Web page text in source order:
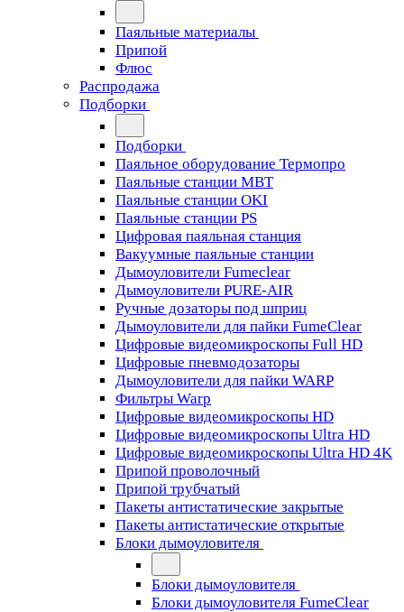
Паяльные материалы
Припой
Флюс
Распродажа
Подборки
Подборки
Паяльное оборудование Термопро
Паяльные станции MBT
Паяльные станции OKI
Паяльные станции PS
Цифровая паяльная станция
Вакуумные паяльные станции
Дымоуловители Fumeclear
Дымоуловители PURE-AIR
Ручные дозаторы под шприц
Дымоуловители для пайки FumeClear
Цифровые видеомикроскопы Full HD
Цифровые пневмодозаторы
Дымоуловители для пайки WARP
Фильтры Warp
Цифровые видеомикроскопы HD
Цифровые видеомикроскопы Ultra HD
Цифровые видеомикроскопы Ultra HD 4K
Припой проволочный
Припой трубчатый
Пакеты антистатические закрытые
Пакеты антистатические открытые
Блоки дымоуловителя
Блоки дымоуловителя
Блоки дымоуловителя FumeClear